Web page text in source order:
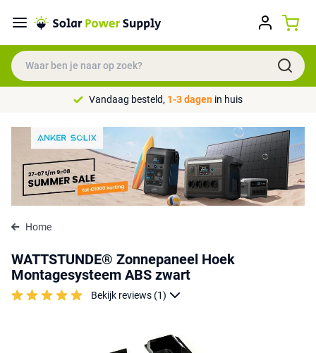
Vandaag besteld, 1-3 dagen in huis
Home
WATTSTUNDE® Zonnepaneel Hoek
Montagesysteem ABS zwart
Bekijk reviews (1)